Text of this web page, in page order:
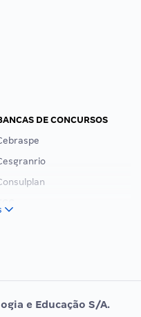
DE CONCURSOS
e Educação S/A.